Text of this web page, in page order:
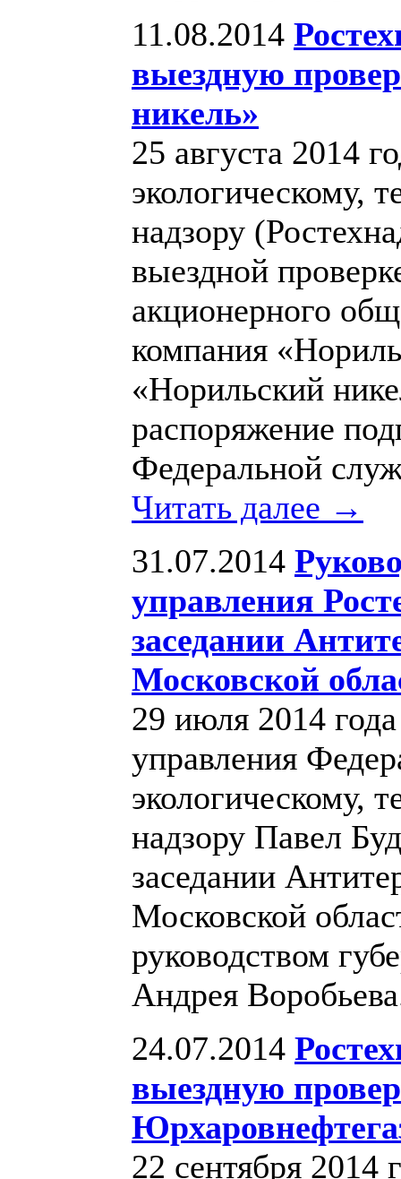
11.08.2014
выездную
никель»
25 августа 2014
экологическому,
надзору
выездной
акционерного
компания
«Норильский
распоряжение
Федеральной
Читать далее →
31.07.2014
управления
заседании
Московской
29 июля 2014
управления
экологическому,
надзору Павел
заседании
Московской
руководством
Андрея
24.07.2014
выездную
22 сентября 2014